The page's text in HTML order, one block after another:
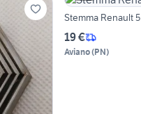
Stemma Renault 5
19 €
Aviano(PN)